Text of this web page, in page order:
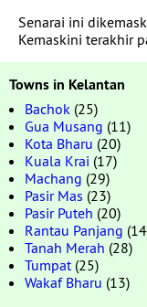
Senarai ini
Kemaskini terakhir
Towns in Kelantan
Bachok (25)
Gua Musang (11)
Kota Bharu (20)
Kuala Krai (17)
Machang (29)
Pasir Mas (23)
Pasir Puteh (20)
Rantau Panjang
Tanah Merah (28)
Tumpat(25)
Wakaf Bharu (13)